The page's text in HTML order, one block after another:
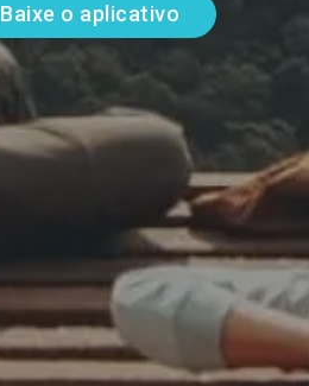
Baixe o aplicativo